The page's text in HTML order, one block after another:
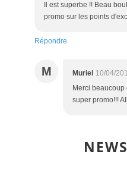
Il est superbe !! Beau
promo sur les points
Répondre
M Muriel 10/04/
Merci beaucoup
super promo!!!